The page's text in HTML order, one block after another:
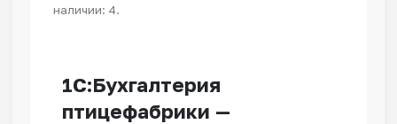
наличии: 4.
1С:Бухгалтерия
птицефабрики —